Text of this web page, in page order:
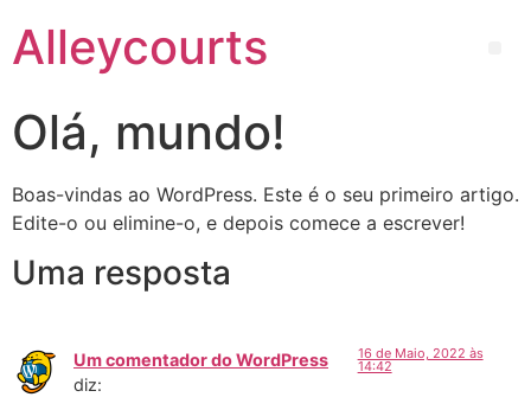
Alleycourts
Olá, mundo!
Boas-vindas ao WordPress. Este é o seu primeiro artigo.
Edite-o ou elimine-o, e depois comece a escrever!
Uma resposta
Um comentador do WordPress
diz:
16 de Maio, 2022 às
14:42